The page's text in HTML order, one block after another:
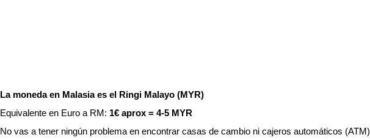
La moneda en Malasia es el Ringi Malayo (MYR)
Equivalente en Euro a RM: 1€ aprox = 4-5 MYR
No vas a tener ningún problema en encontrar casas de cambio ni cajeros automáticos (ATM)